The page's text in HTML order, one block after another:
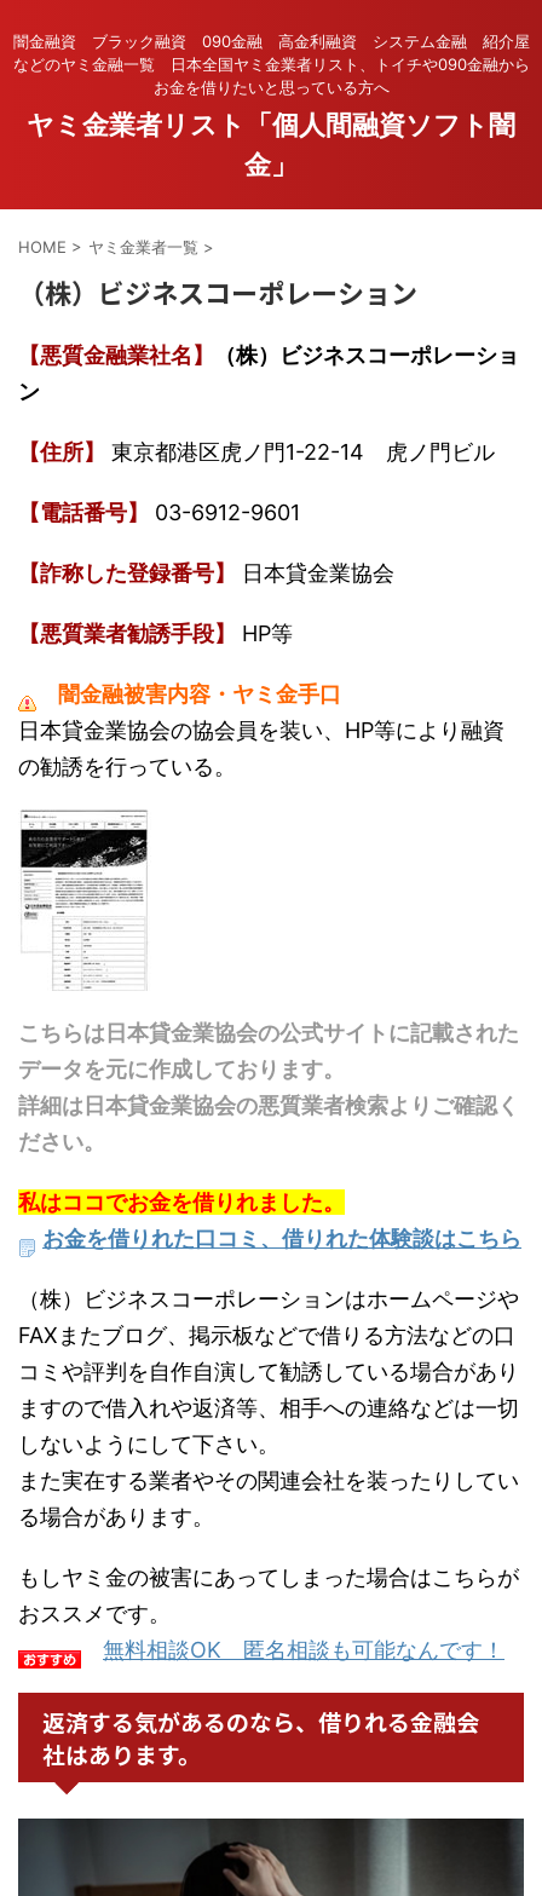
闇金融資 ブラック融資 090金融 高金利融資 システム金融 紹介屋
などのヤミ金融一覧 日本全国ヤミ金業者リスト、トイチや090金融から
お金を借りたいと思っている方へ
ヤミ金業者リスト「個人間融資ソフト闇
金」
HOME > ヤミ金業者一覧 >
（株）ビジネスコーポレーション
【悪質金融業社名】
（株）ビジネスコーポレーショ
ン
【住所】 東京都港区虎ノ門1-22-14 虎ノ門ビル
【電話番号】 03-6912-9601
【詐称した登録番号】 日本貸金業協会
【悪質業者勧誘手段】 HP等
闇金融被害内容・ヤミ金手口
日本貸金業協会の協会員を装い、HP等により融資
の勧誘を行っている。
こちらは日本貸金業協会の公式サイトに記載された
データを元に作成しております。
詳細は日本貸金業協会の悪質業者検索よりご確認く
ださい。
私はココでお金を借りれました。
お金を借りれた口コミ、借りれた体験談はこちら
（株）ビジネスコーポレーションはホームページや
FAXまたブログ、掲示板などで借りる方法などの口
コミや評判を自作自演して勧誘している場合があり
ますので借入れや返済等、相手への連絡などは一切
しないようにして下さい。
また実在する業者やその関連会社を装ったりしてい
る場合があります。
もしヤミ金の被害にあってしまった場合はこちらが
おススメです。
無料相談OK 匿名相談も可能なんです！
返済する気があるのなら、借りれる金融会
社はあります。